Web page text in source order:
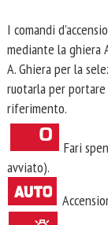
I comandi
mediante la ghiera
A. Ghiera per la
ruotarla per
riferimento.
Fari
avviato).